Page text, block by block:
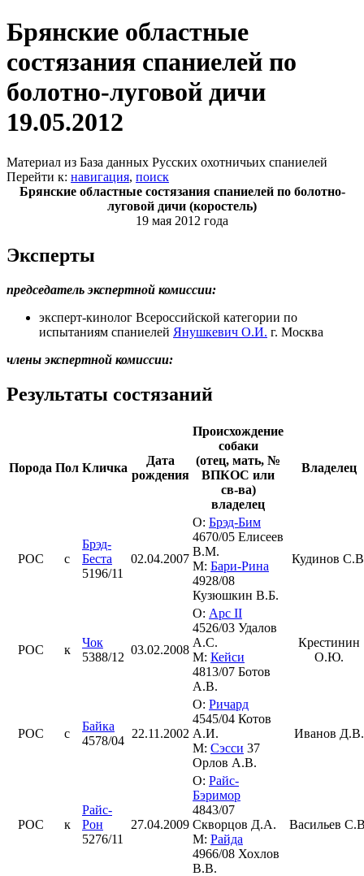
Брянские областные
состязания спаниелей по
болотно-луговой дичи
19.05.2012
Материал из База данных Русских охотничьих спаниелей
Перейти к: навигация, поиск
Брянские областные состязания спаниелей по болотно-
луговой дичи (коростель)
19 мая 2012 года
Эксперты
председатель экспертной комиссии:
эксперт-кинолог Всероссийской категории по
испытаниям спаниелей Янушкевич О.И. г. Москва
члены экспертной комиссии:
Результаты состязаний
Порода Пол Кличка
Дата
рождения
Происхождение
собаки
(отец, мать, №
ВПКОС или
св-ва)
владелец
Владелец
РОС с
Брэд-
Беста
5196/11
02.04.2007
О: Брэд-Бим
4670/05 Елисеев
В.М.
М: Бари-Рина
4928/08
Кузюшкин В.Б.
Кудинов
РОС к
Чок
5388/12
03.02.2008
О: Арс II
4526/03 Удалов
А.С.
М: Кейси
4813/07 Ботов
А.В.
Крестинин
О.Ю.
РОС с
Байка
4578/04
22.11.2002
О: Ричард
4545/04 Котов
А.И.
М: Сэсси 37
Орлов А.В.
Иванов Д.В.
РОС к
Райс-
Рон
5276/11
27.04.2009
О: Райс-
Бэримор
4843/07
Скворцов Д.А.
М: Райда
4966/08 Хохлов
В.В.
Васильев